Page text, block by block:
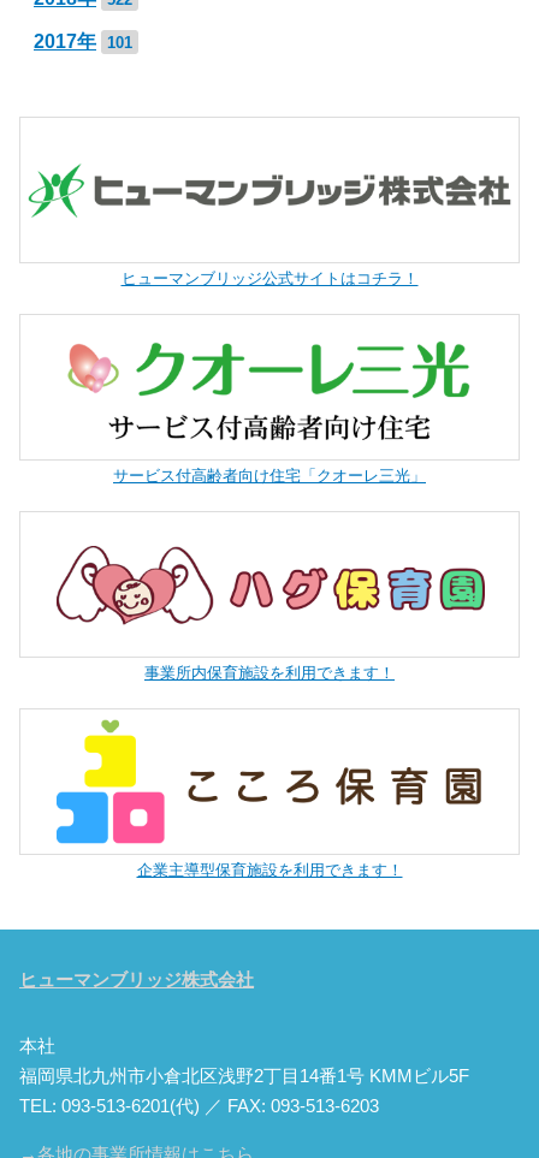
2017年 101
ヒューマンブリッジ公式サイトはコチラ！
サービス付高齢者向け住宅「クオーレ三光」
事業所内保育施設を利用できます！
企業主導型保育施設を利用できます！
ヒューマンブリッジ株式会社
本社
福岡県北九州市小倉北区浅野2丁目14番1号 KMMビル5F
TEL: 093-513-6201(代) ／ FAX: 093-513-6203